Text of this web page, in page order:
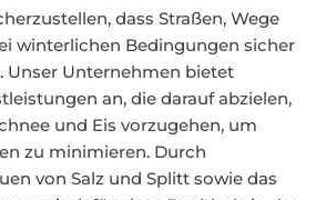
dass Straßen, Wege
winterlichen Bedingungen sicher
Unser Unternehmen bietet
an, die darauf abzielen,
und Eis vorzugehen, um
zu minimieren. Durch
von Salz und Splitt sowie das